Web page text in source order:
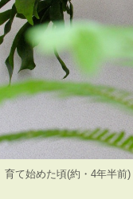
育て始めた頃(約・4年半前)